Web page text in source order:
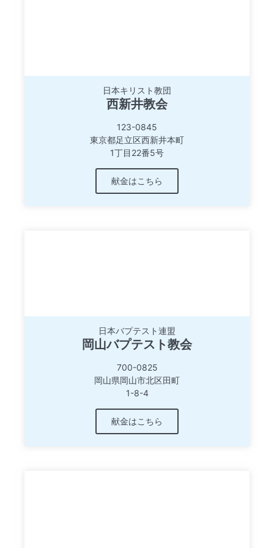
日本キリスト教団
西新井教会
123-0845
東京都足立区西新井本町
1丁目22番5号
献金はこちら
日本バプテスト連盟
岡山バプテスト教会
700-0825
岡山県岡山市北区田町
1-8-4
献金はこちら